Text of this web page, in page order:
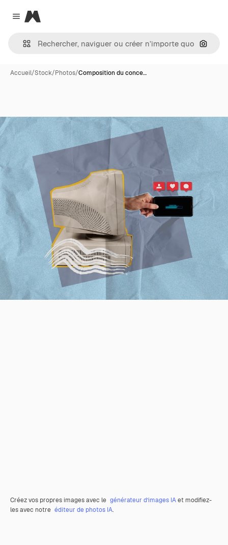
Close menu
Magnific
Accueil/Stock/Photos/Composition du conce…
Créez vos propres images avec le générateur d’images IAet modifiez-
les avec notre éditeur de photos IA.